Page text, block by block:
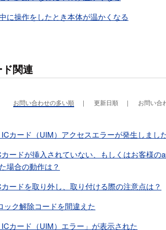
に操作をしたとき本体が温かくなる
関連
お問い合わせの多い順 更新日順 お問い合
ICカード（UIM）アクセスエラーが発生しまし
ードが挿入されていない、もしくはお客様の
場合の動作は？
ードを取り外し、取り付ける際の注意点は？
ック解除コードを間違えた
ICカード（UIM）エラー」が表示された